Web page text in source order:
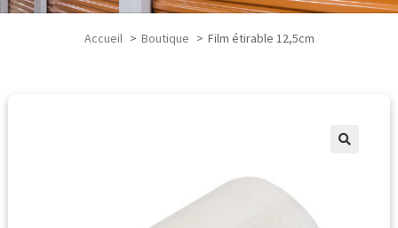
Accueil Boutique Film étirable 12,5cm